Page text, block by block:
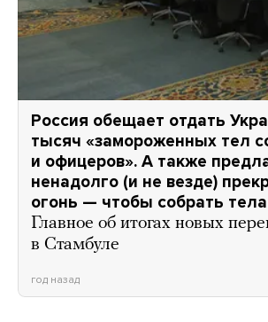
Россия обещает отдать
тысяч «замороженных тел
и офицеров». А также
ненадолго (и не везде)
огонь — чтобы собрать
Главное об итогах новых
в Стамбуле
год назад